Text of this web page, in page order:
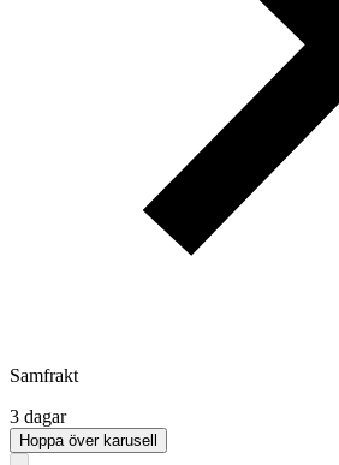
Samfrakt
3 dagar
Hoppa över karusell